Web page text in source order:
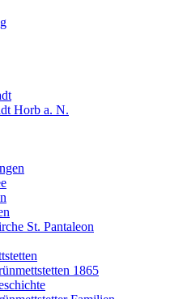
Horb a. N.
St. Pantaleon
1865